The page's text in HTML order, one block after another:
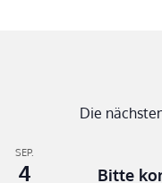
Die
SEP.
4 Bitte